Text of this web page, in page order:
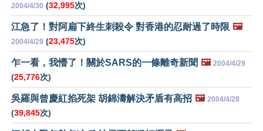
2004/4/30 (32,995次)
江急了！對阿扁下終生刺殺令 對香港的忍耐過了時限 🖼️
2004/4/29 (23,475次)
乍一看，我懵了！關於SARS的一條離奇新聞 🖼️ 2004/4/29
(25,776次)
吳羅與曾慶紅掐死架 胡錦濤解決矛盾有高招 🖼️ 2004/4/28
(39,845次)